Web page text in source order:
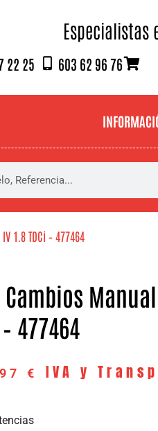
Especialistas
22 25 603 62 96 76
1.8 TDCi – 477464
Manual
477464
€ IVA y